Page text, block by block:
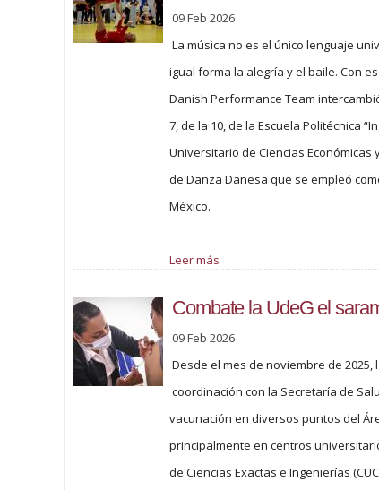
09 Feb 2026
La música no es el único lenguaje
igual forma la alegría y el baile. Con
Danish Performance Team
7, de la 10, de la Escuela Politécnica
Universitario de Ciencias Económicas
de Danza Danesa que se empleó
México.
Leer más
Combate la UdeG el
09 Feb 2026
Desde el mes de noviembre de
coordinación con la Secretaría de
vacunación en diversos puntos del
principalmente en centros
de Ciencias Exactas e Ingenierías